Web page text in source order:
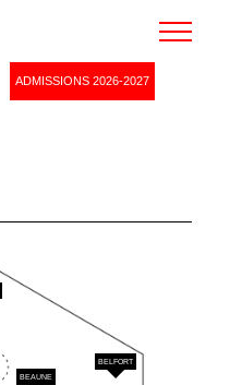
ADMISSIONS 2026-2027
Agenda
Ressources
BEAUNE
BELFORT